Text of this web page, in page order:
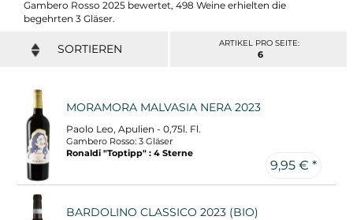
Gambero Rosso 2025 bewertet, 498 Weine erhielten die
begehrten 3 Gläser.
ARTIKEL PRO SEITE:
6
MORAMORA MALVASIA NERA 2023
Paolo Leo, Apulien - 0,75l. Fl.
Gambero Rosso: 3 Gläser
Ronaldi "Toptipp" : 4 Sterne
9,95 € *
BARDOLINO CLASSICO 2023 (BIO)